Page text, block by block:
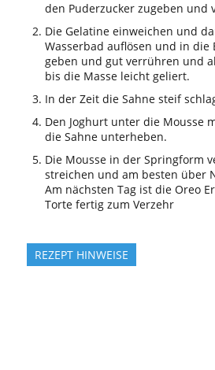
den Puderzucker zugeben und
Die Gelatine einweichen und
Wasserbad auflösen und in die
geben und gut verrühren und
bis die Masse leicht geliert.
In der Zeit die Sahne steif
Den Joghurt unter die Mousse
die Sahne unterheben.
Die Mousse in der Springform
streichen und am besten über
Am nächsten Tag ist die Oreo
Torte fertig zum Verzehr
REZEPT HINWEISE